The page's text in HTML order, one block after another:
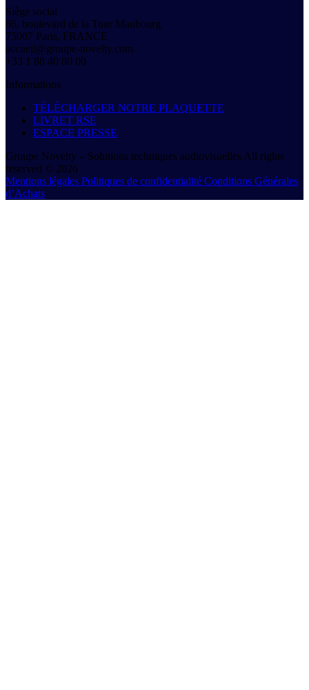
Siège social
86, boulevard de la Tour Maubourg
75007 Paris, FRANCE
accueil@groupe-novelty.com
+33 1 88 40 80 00
Informations
TÉLÉCHARGER NOTRE PLAQUETTE
LIVRET RSE
ESPACE PRESSE
Groupe Novelty – Solutions techniques audiovisuelles All rights
reserved © 2026
Mentions légales Politiques de confidentialité Conditions Générales
d’Achats